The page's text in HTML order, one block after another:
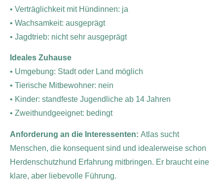
• Verträglichkeit mit Hündinnen: ja
• Wachsamkeit: ausgeprägt
• Jagdtrieb: nicht sehr ausgeprägt
Ideales Zuhause
• Umgebung: Stadt oder Land möglich
• Tierische Mitbewohner: nein
• Kinder: standfeste Jugendliche ab 14 Jahren
• Zweithundgeeignet: bedingt
Anforderung an die Interessenten: Atlas sucht
Menschen, die konsequent sind und idealerweise schon
Herdenschutzhund Erfahrung mitbringen. Er braucht eine
klare, aber liebevolle Führung.